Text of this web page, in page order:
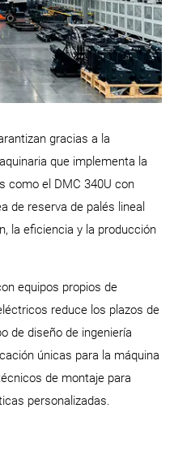
gracias a la
que implementa la
como el DMC 340U con
de reserva de palés lineal
la eficiencia y la producción
equipos propios de
reduce los plazos de
de diseño de ingeniería
únicas para la máquina
de montaje para
personalizadas.